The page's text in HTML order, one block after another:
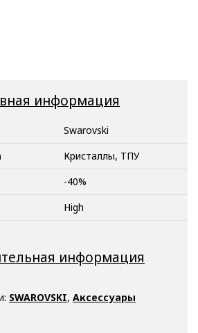
информация
Swarovski
Кристаллы, ТПУ
-40%
High
информация
SWAROVSKI, Аксессуары